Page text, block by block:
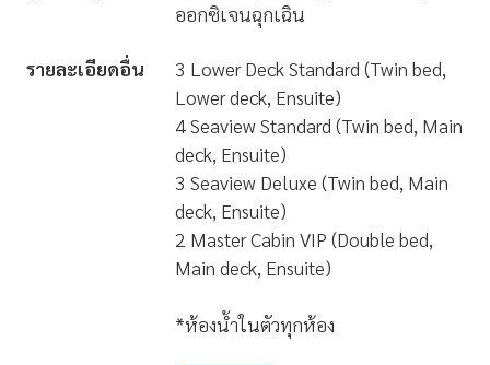
ออกซิเจนฉุกเฉิน
รายละเอียดอื่น
3 Lower Deck Standard (Twin bed,
Lower deck, Ensuite)
4 Seaview Standard (Twin bed, Main
deck, Ensuite)
3 Seaview Deluxe (Twin bed, Main
deck, Ensuite)
2 Master Cabin VIP (Double bed,
Main deck, Ensuite)
*ห้องน้ำในตัวทุกห้อง